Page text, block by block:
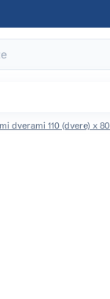
dverami 110 (dvere) x